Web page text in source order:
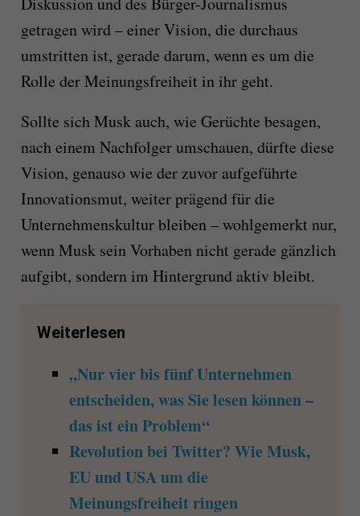
getragen wird – einer Vision, die durchaus
umstritten ist, gerade darum, wenn es um die
Rolle der Meinungsfreiheit in ihr geht.
Sollte sich Musk auch, wie Gerüchte besagen,
nach einem Nachfolger umschauen, dürfte diese
Vision, genauso wie der zuvor aufgeführte
Innovationsmut, weiter prägend für die
Unternehmenskultur bleiben – wohlgemerkt nur,
wenn Musk sein Vorhaben nicht gerade gänzlich
aufgibt, sondern im Hintergrund aktiv bleibt.
Weiterlesen
„Nur vier bis fünf Unternehmen
entscheiden, was Sie lesen können –
das ist ein Problem“
Revolution bei Twitter? Wie Musk,
EU und USA um die
Meinungsfreiheit ringen